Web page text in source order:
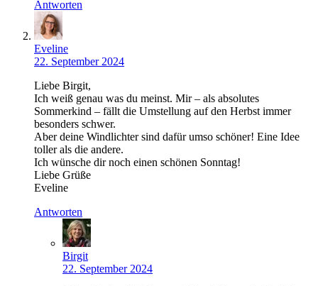
Antworten
Eveline
22. September 2024
Liebe Birgit,
Ich weiß genau was du meinst. Mir – als absolutes
Sommerkind – fällt die Umstellung auf den Herbst immer
besonders schwer.
Aber deine Windlichter sind dafür umso schöner! Eine Idee
toller als die andere.
Ich wünsche dir noch einen schönen Sonntag!
Liebe Grüße
Eveline
Antworten
Birgit
22. September 2024